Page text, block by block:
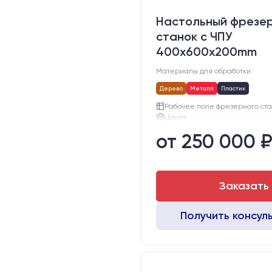
Настольный
станок с ЧПУ
400x600x200mm
Материалы для обработки:
Дерево Металл Пластик
Рабочее поле фрезерного
Цанга:
Вид охлаждения:
Стол:
от 250 000 ₽
Заказать
Получить